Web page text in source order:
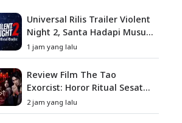
Universal Rilis Trailer Violent
Night 2, Santa Hadapi Musuh
Baru
1 jam yang lalu
Review Film The Tao
Exorcist: Horor Ritual Sesat
Taiwan yang Penuh Misteri
dan Teror Psikologis
2 jam yang lalu